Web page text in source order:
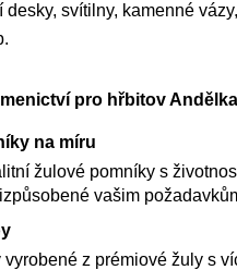
desky, svítilny, kamenné
pro hřbitov
na míru
žulové pomníky s
vašim
vyrobené z prémiové žuly s